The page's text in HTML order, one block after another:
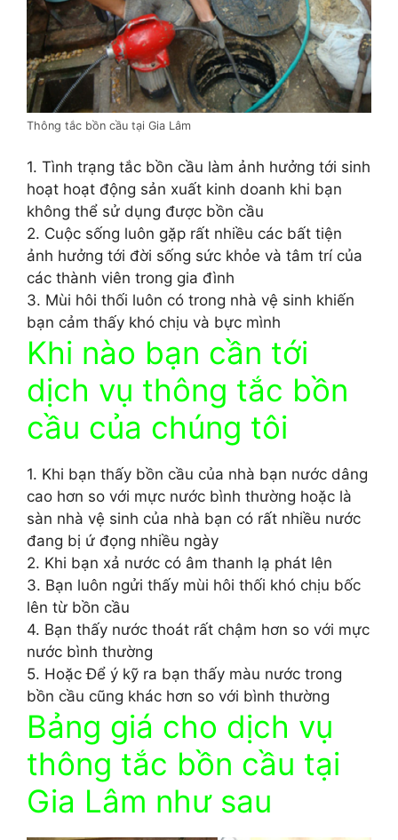
Thông tắc bồn cầu tại Gia Lâm
1. Tình trạng tắc bồn cầu làm ảnh hưởng tới sinh
hoạt hoạt động sản xuất kinh doanh khi bạn
không thể sử dụng được bồn cầu
2. Cuộc sống luôn gặp rất nhiều các bất tiện
ảnh hưởng tới đời sống sức khỏe và tâm trí của
các thành viên trong gia đình
3. Mùi hôi thối luôn có trong nhà vệ sinh khiến
bạn cảm thấy khó chịu và bực mình
Khi nào bạn cần tới
dịch vụ thông tắc bồn
cầu của chúng tôi
1. Khi bạn thấy bồn cầu của nhà bạn nước dâng
cao hơn so với mực nước bình thường hoặc là
sàn nhà vệ sinh của nhà bạn có rất nhiều nước
đang bị ứ đọng nhiều ngày
2. Khi bạn xả nước có âm thanh lạ phát lên
3. Bạn luôn ngửi thấy mùi hôi thối khó chịu bốc
lên từ bồn cầu
4. Bạn thấy nước thoát rất chậm hơn so với mực
nước bình thường
5. Hoặc Để ý kỹ ra bạn thấy màu nước trong
bồn cầu cũng khác hơn so với bình thường
Bảng giá cho dịch vụ
thông tắc bồn cầu tại
Gia Lâm như sau